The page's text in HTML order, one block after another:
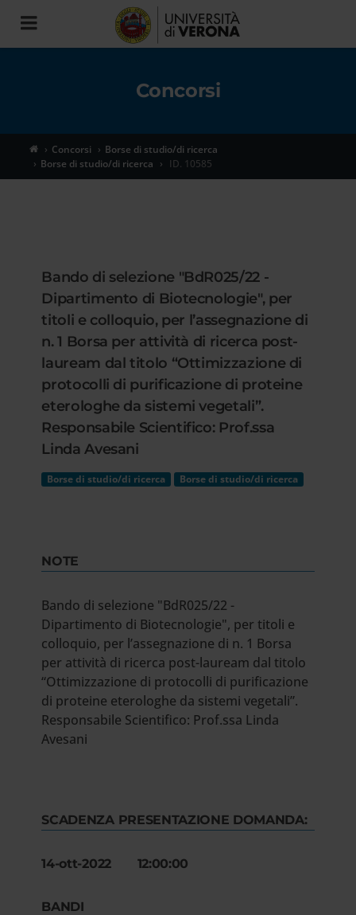
Toggle
navigation
Concorsi
Concorsi
Borse di studio/di ricerca
Borse di studio/di ricerca
ID. 10585
Bando di selezione "BdR025/22 -
Dipartimento di Biotecnologie", per
titoli e colloquio, per l’assegnazione di
n. 1 Borsa per attività di ricerca post-
lauream dal titolo “Ottimizzazione di
protocolli di purificazione di proteine
eterologhe da sistemi vegetali”.
Responsabile Scientifico: Prof.ssa
Linda Avesani
Borse di studio/di ricerca Borse di studio/di ricerca
NOTE
Bando di selezione "BdR025/22 -
Dipartimento di Biotecnologie", per titoli e
colloquio, per l’assegnazione di n. 1 Borsa
per attività di ricerca post-lauream dal titolo
“Ottimizzazione di protocolli di purificazione
di proteine eterologhe da sistemi vegetali”.
Responsabile Scientifico: Prof.ssa Linda
Avesani
SCADENZA PRESENTAZIONE DOMANDA:
14-ott-2022 12:00:00
BANDI